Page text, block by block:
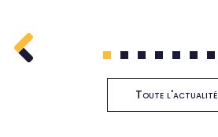
1 2 3 4 5 6 7
Toute l'actualité